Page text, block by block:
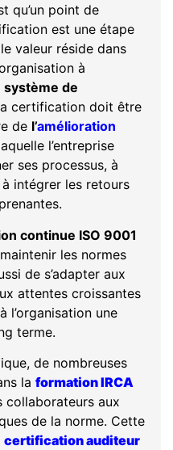
qu’un point de
est une étape
valeur réside dans
à
système de
certification doit être
de l’amélioration
l’entreprise
ses processus, à
intégrer les retours
continue ISO 9001
les normes
de s’adapter aux
attentes croissantes
l’organisation une
terme.
de nombreuses
la formation IRCA
collaborateurs aux
de la norme. Cette
certification auditeur